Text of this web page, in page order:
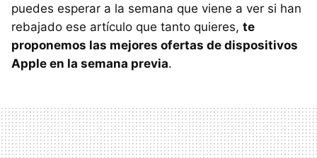
puedes esperar a la semana que viene a ver si han
rebajado ese artículo que tanto quieres, te
proponemos las mejores ofertas de dispositivos
Apple en la semana previa.